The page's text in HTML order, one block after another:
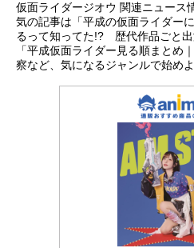
仮面ライダージオウ 関連ニュース
気の記事は「平成の仮面ライダー
るって知ってた!? 歴代作品ごと
「平成仮面ライダー見る順まとめ
察など、気になるジャンルで始めよ